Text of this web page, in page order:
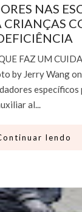
NAS
CRIANÇAS
FAZ UM
by Jerry Wang
específicos
al...
lendo